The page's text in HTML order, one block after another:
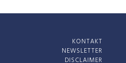
KONTAKT
NEWSLETTER
DISCLAIMER